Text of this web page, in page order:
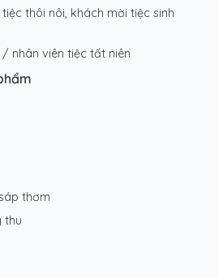
thôi nôi, khách mời tiệc sinh
nhân viên tiệc tất niên
thơm
thu